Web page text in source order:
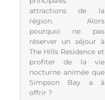
attractions de la
région. Alors
pourquoi ne pas
réserver un séjour à
The Hills Residence et
profiter de la vie
nocturne animée que
Simpson Bay a à
offrir ?